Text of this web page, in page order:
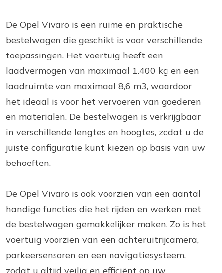
De Opel Vivaro is een ruime en praktische
bestelwagen die geschikt is voor verschillende
toepassingen. Het voertuig heeft een
laadvermogen van maximaal 1.400 kg en een
laadruimte van maximaal 8,6 m3, waardoor
het ideaal is voor het vervoeren van goederen
en materialen. De bestelwagen is verkrijgbaar
in verschillende lengtes en hoogtes, zodat u de
juiste configuratie kunt kiezen op basis van uw
behoeften.
De Opel Vivaro is ook voorzien van een aantal
handige functies die het rijden en werken met
de bestelwagen gemakkelijker maken. Zo is het
voertuig voorzien van een achteruitrijcamera,
parkeersensoren en een navigatiesysteem,
zodat u altijd veilig en efficiënt op uw